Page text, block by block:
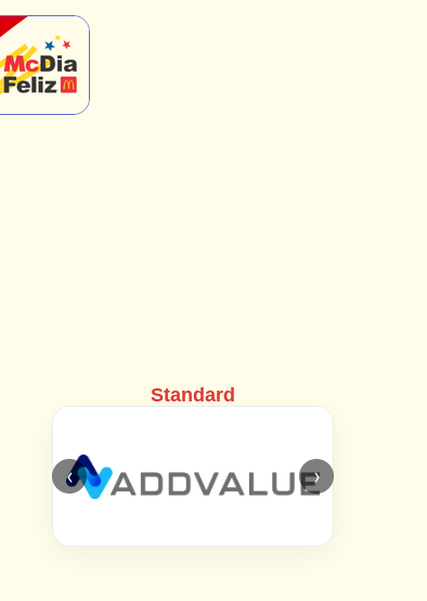
Standard
‹ ›